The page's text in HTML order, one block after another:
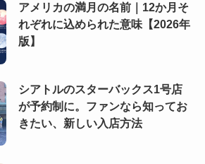
アメリカの満月の名前｜12か月そ
れぞれに込められた意味【2026年
版】
シアトルのスターバックス1号店
が予約制に。ファンなら知ってお
きたい、新しい入店方法